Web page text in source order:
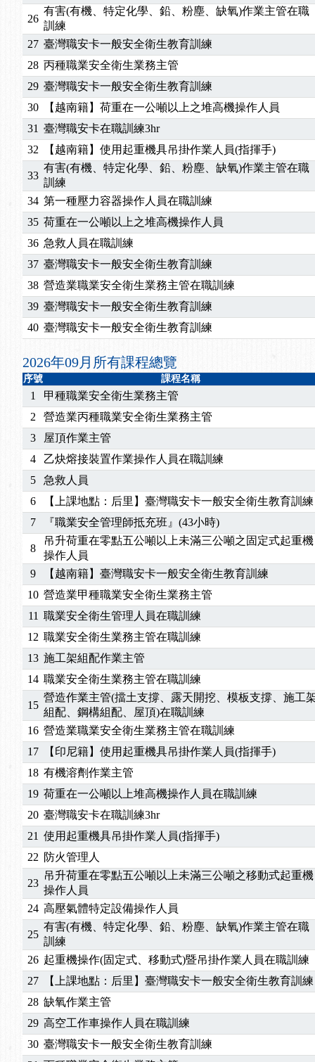
2025/01/21「高壓氣體製造安全主任」、「隧道等襯砌作業主
訓測驗
2025/01/15
2026/07/15【免費研習】115年製造業危害預防職場安衛法令
2026/07/08【中心公告】因應颱風來襲，若遇停班停課消息 補
2026/05/06【產業人才投資】06/03-06/08堆高機課程，政府出
2026/04/24 【製程安全評估人員】開課囉
2025/11/11【中心公告】颱風假11/12停班停課
2025/11/10【中心公告】因應颱風來襲，若遇停班停課消息 補
2025/10/30 【進修課程】2026年，課程意見蒐集~
2025/08/20【進修課程】SDS格式百百種？專業講師帶您判斷
2025/08/12
2025/07/06【中心公告】颱風假114/07/07停班停課
2025/06/06
【進修課程】～～前導課程看這邊推出囉～～
2025/05/29【進修課程】前導課程推出公告！
2025/04/28【進修課程】要怎麼進修自我？課程百百種選擇好
2025/01/21 「高壓氣體製造安全主任」、「隧道等襯砌作業
訓測驗
2025/01/15【線上課程】碳中和核心職能系列課程資訊
2026/07/15【免費研習】115年製造業危害預防職場安衛法令
2026/07/08 【中心公告】因應颱風來襲，若遇停班停課消息
2026/05/06【產業人才投資】06/03-06/08堆高機課程，政府出
2026/04/24【製程安全評估人員】開課囉
2025/11/11【中心公告】颱風假11/12停班停課
2025/11/10【中心公告】因應颱風來襲，若遇停班停課消息 補
2025/10/30【進修課程】2026年，課程意見蒐集~
2025/08/20【進修課程】SDS格式百百種？專業講師帶您判斷
2025/08/12【中心公告】因應颱風來襲，若遇停班停課消息 補
2025/07/06【中心公告】颱風假114/07/07停班停課
2025/06/06
2025/05/29【進修課程】前導課程推出公告！
2025/04/28 【進修課程】要怎麼進修自我？課程百百種選擇好
2025/01/21「高壓氣體製造安全主任」、「隧道等襯砌作業主
訓測驗
2025/01/15
2026/07/15 【免費研習】115年製造業危害預防職場安衛法令
2026/07/08【中心公告】因應颱風來襲，若遇停班停課消息 補
2026/05/06【產業人才投資】06/03-06/08堆高機課程，政府出
2026/04/24 【製程安全評估人員】開課囉
2025/11/11【中心公告】颱風假11/12停班停課
2025/11/10【中心公告】因應颱風來襲，若遇停班停課消息 補
2025/10/30【進修課程】2026年，課程意見蒐集~
2025/08/20【進修課程】SDS格式百百種？專業講師帶您判斷
2025/08/12【中心公告】因應颱風來襲，若遇停班停課消息 補
2025/07/06【中心公告】颱風假114/07/07停班停課
2025/06/06【進修課程】～～前導課程看這邊推出囉～～
2025/05/29【進修課程】前導課程推出公告！
2025/04/28 【進修課程】要怎麼進修自我？課程百百種選擇好
2025/01/21「高壓氣體製造安全主任」、「隧道等襯砌作業主
訓測驗
2025/01/15【線上課程】碳中和核心職能系列課程資訊
2026/07/15【免費研習】115年製造業危害預防職場安衛法令
2026/07/08【中心公告】因應颱風來襲，若遇停班停課消息 補
2026/05/06【產業人才投資】06/03-06/08堆高機課程，政府出
2026/04/24
2025/11/11【中心公告】颱風假11/12停班停課
2025/11/10【中心公告】因應颱風來襲，若遇停班停課消息 補
2025/10/30
2025/08/20 【進修課程】SDS格式百百種？專業講師帶您判斷
2025/08/12【中心公告】因應颱風來襲，若遇停班停課消息 補
2025/07/06【中心公告】颱風假114/07/07停班停課
2025/06/06【進修課程】～～前導課程看這邊推出囉～～
2025/05/29【進修課程】前導課程推出公告！
2025/04/28【進修課程】要怎麼進修自我？課程百百種選擇好
26
有害(有機、特定化學、鉛、粉塵、缺氧)作業主管在職
訓練
27 臺灣職安卡一般安全衛生教育訓練
28 丙種職業安全衛生業務主管
29 臺灣職安卡一般安全衛生教育訓練
30
【越南籍】荷重在一公噸以上之堆高機操作人員
31 臺灣職安卡在職訓練3hr
32
【越南籍】使用起重機具吊掛作業人員(指揮手)
33
有害(有機、特定化學、鉛、粉塵、缺氧)作業主管在職
訓練
34 第一種壓力容器操作人員在職訓練
35 荷重在一公噸以上之堆高機操作人員
36 急救人員在職訓練
37 臺灣職安卡一般安全衛生教育訓練
38 營造業職業安全衛生業務主管在職訓練
39 臺灣職安卡一般安全衛生教育訓練
40 臺灣職安卡一般安全衛生教育訓練
2026年09月所有課程總覽
序號 課程名稱
1
甲種職業安全衛生業務主管
2
營造業丙種職業安全衛生業務主管
3
屋頂作業主管
4
乙炔熔接裝置作業操作人員在職訓練
5
急救人員
6
【上課地點：后里】臺灣職安卡一般安全衛生教育訓練
7
『職業安全管理師抵充班』(43小時)
8
吊升荷重在零點五公噸以上未滿三公噸之固定式起重機
操作人員
9
【越南籍】臺灣職安卡一般安全衛生教育訓練
10 營造業甲種職業安全衛生業務主管
11 職業安全衛生管理人員在職訓練
12 職業安全衛生業務主管在職訓練
13 施工架組配作業主管
14 職業安全衛生業務主管在職訓練
15
營造作業主管(擋土支撐、露天開挖、模板支撐、施工
組配、鋼構組配、屋頂)在職訓練
16 營造業職業安全衛生業務主管在職訓練
17
【印尼籍】使用起重機具吊掛作業人員(指揮手)
18 有機溶劑作業主管
19 荷重在一公噸以上堆高機操作人員在職訓練
20 臺灣職安卡在職訓練3hr
21 使用起重機具吊掛作業人員(指揮手)
22 防火管理人
23
吊升荷重在零點五公噸以上未滿三公噸之移動式起重機
操作人員
24 高壓氣體特定設備操作人員
25
有害(有機、特定化學、鉛、粉塵、缺氧)作業主管在職
訓練
26 起重機操作(固定式、移動式)暨吊掛作業人員在職訓練
27
【上課地點：后里】臺灣職安卡一般安全衛生教育訓練
28 缺氧作業主管
29 高空工作車操作人員在職訓練
30 臺灣職安卡一般安全衛生教育訓練